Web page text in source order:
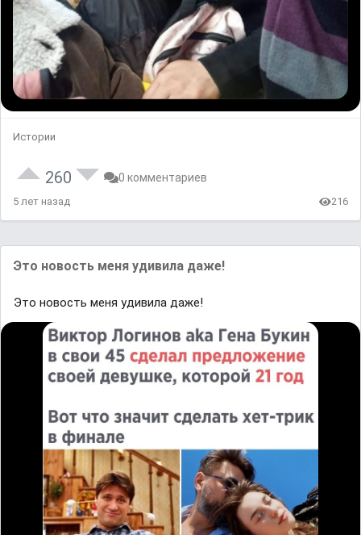
Истории
260 0 комментариев
5 лет назад 216
Это новость меня удивила даже!
Это новость меня удивила даже!